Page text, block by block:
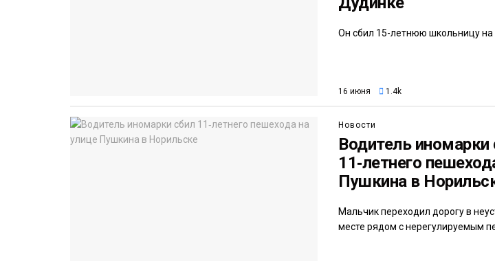
Он сбил 15-летнюю школьницу на
16 июня 1.4k
Новости
Водитель иномарки
11‑летнего
Пушкина в
Мальчик переходил дорогу в
месте рядом с нерегулируемым